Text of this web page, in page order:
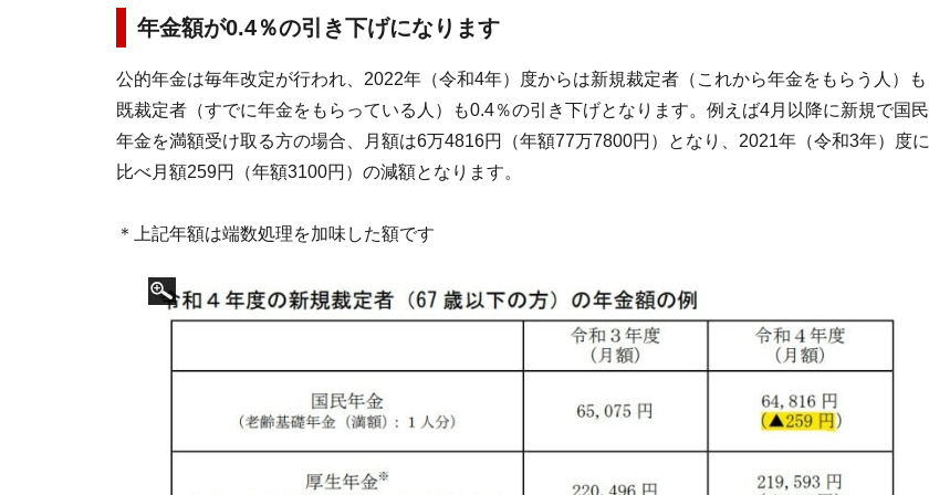
年金額が0.4％の引き下げになります
公的年金は毎年改定が行われ、2022年（令和4年）度からは新規裁定者（これから年金をもらう人）も
既裁定者（すでに年金をもらっている人）も0.4％の引き下げとなります。例えば4月以降に新規で国民
年金を満額受け取る方の場合、月額は6万4816円（年額77万7800円）となり、2021年（令和3年）度に
比べ月額259円（年額3100円）の減額となります。
＊上記年額は端数処理を加味した額です